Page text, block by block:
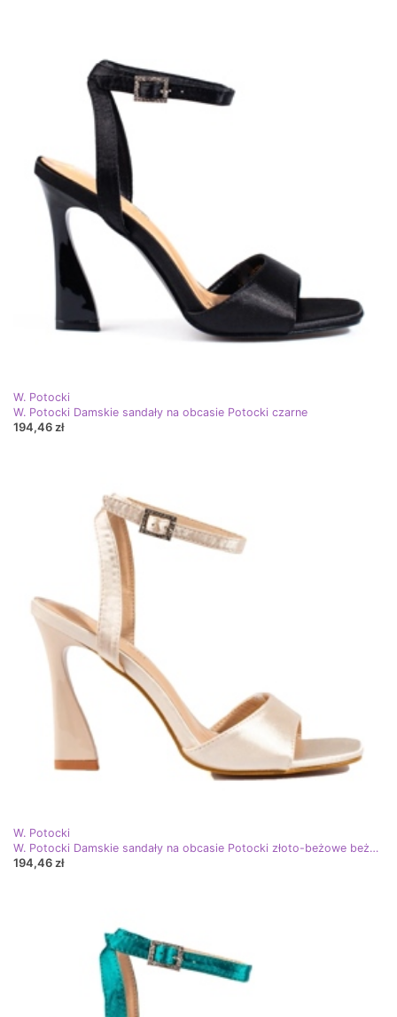
W. Potocki
W. Potocki Damskie sandały na obcasie Potocki czarne
194,46 zł
W. Potocki
W. Potocki Damskie sandały na obcasie Potocki złoto-beżowe beżowy
194,46 zł